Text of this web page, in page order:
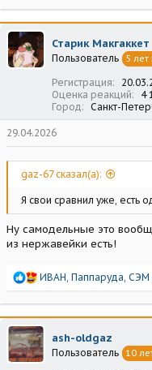
а
к
ц
и
и
Старик Макгаккет
Пользователь 5
Регистрация
Оценка реакций
4
Город
Санкт-
29.04.2026
gaz-67 сказал(а):
Я свои сравнил уже, есть
Ну самодельные это
из нержавейки есть!
Р
а
к
ц
и
и
ИВАН, Паппаруда, СЭМ
ash-oldgaz
Пользователь 10